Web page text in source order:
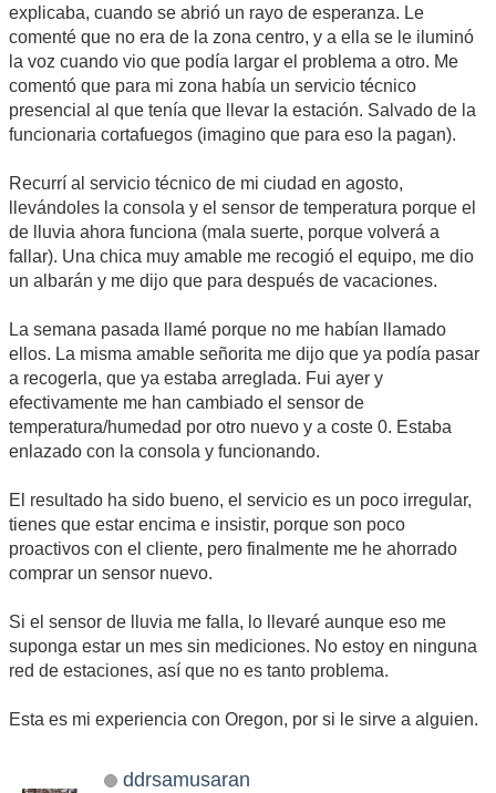
explicaba, cuando se abrió un rayo de esperanza. Le
comenté que no era de la zona centro, y a ella se le iluminó
la voz cuando vio que podía largar el problema a otro. Me
comentó que para mi zona había un servicio técnico
presencial al que tenía que llevar la estación. Salvado de la
funcionaria cortafuegos (imagino que para eso la pagan).
Recurrí al servicio técnico de mi ciudad en agosto,
llevándoles la consola y el sensor de temperatura porque el
de lluvia ahora funciona (mala suerte, porque volverá a
fallar). Una chica muy amable me recogió el equipo, me dio
un albarán y me dijo que para después de vacaciones.
La semana pasada llamé porque no me habían llamado
ellos. La misma amable señorita me dijo que ya podía pasar
a recogerla, que ya estaba arreglada. Fui ayer y
efectivamente me han cambiado el sensor de
temperatura/humedad por otro nuevo y a coste 0. Estaba
enlazado con la consola y funcionando.
El resultado ha sido bueno, el servicio es un poco irregular,
tienes que estar encima e insistir, porque son poco
proactivos con el cliente, pero finalmente me he ahorrado
comprar un sensor nuevo.
Si el sensor de lluvia me falla, lo llevaré aunque eso me
suponga estar un mes sin mediciones. No estoy en ninguna
red de estaciones, así que no es tanto problema.
Esta es mi experiencia con Oregon, por si le sirve a alguien.
ddrsamusaran